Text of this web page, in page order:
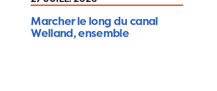
Marcher le long du canal
Welland, ensemble